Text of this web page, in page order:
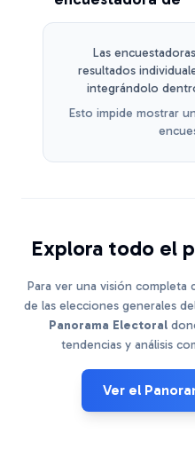
Las
resultados
integrándolo
Esto impide mostrar
Explora todo el
Para ver una visión completa
de las elecciones generales
Panorama Electoral
tendencias y análisis
Ver el